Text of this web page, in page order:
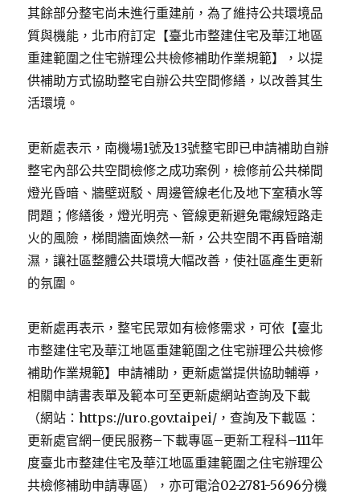
其餘部分整宅尚未進行重建前，為了維持公共環境品
質與機能，北市府訂定【臺北市整建住宅及華江地區
重建範圍之住宅辦理公共檢修補助作業規範】，以提
供補助方式協助整宅自辦公共空間修繕，以改善其生
活環境。
更新處表示，南機場1號及13號整宅即已申請補助自辦
整宅內部公共空間檢修之成功案例，檢修前公共梯間
燈光昏暗、牆壁斑駁、周邊管線老化及地下室積水等
問題；修繕後，燈光明亮、管線更新避免電線短路走
火的風險，梯間牆面煥然一新，公共空間不再昏暗潮
濕，讓社區整體公共環境大幅改善，使社區產生更新
的氛圍。
更新處再表示，整宅民眾如有檢修需求，可依【臺北
市整建住宅及華江地區重建範圍之住宅辦理公共檢修
補助作業規範】申請補助，更新處當提供協助輔導，
相關申請書表單及範本可至更新處網站查詢及下載
（網站：https://uro.gov.taipei/，查詢及下載區：
更新處官網–便民服務–下載專區–更新工程科–111年
度臺北市整建住宅及華江地區重建範圍之住宅辦理公
共檢修補助申請專區），亦可電洽02-2781-5696分機